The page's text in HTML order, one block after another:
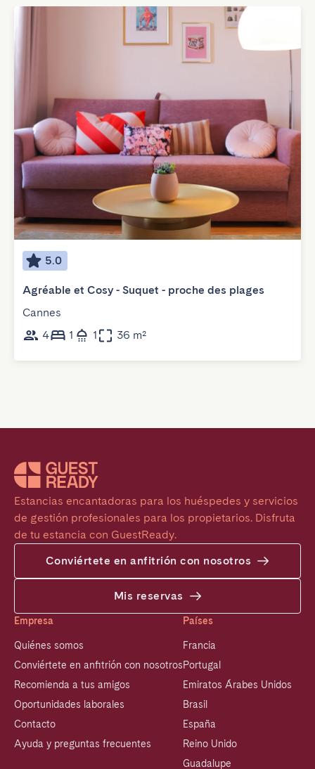
5.0
Agréable et Cosy - Suquet - proche des plages
Cannes
4
1 1 36 m²
Estancias encantadoras para los huéspedes y servicios
de gestión profesionales para los propietarios. Disfruta
de tu estancia con GuestReady.
Conviértete en anfitrión con nosotros
Mis reservas
Empresa
Quiénes somos
Conviértete en anfitrión con nosotros
Recomienda a tus amigos
Oportunidades laborales
Contacto
Ayuda y preguntas frecuentes
Países
Francia
Portugal
Emiratos Árabes Unidos
Brasil
España
Reino Unido
Guadalupe